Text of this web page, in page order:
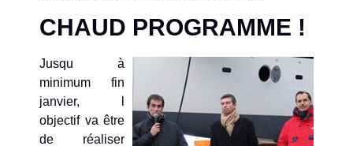
CHAUD PROGRAMME !
Jusqu à
minimum fin
janvier, l
objectif va être
de réaliser